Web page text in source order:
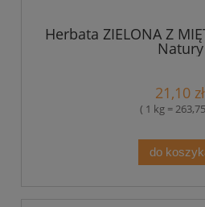
Herbata ZIELONA Z
Natury
21,10 zł
( 1 kg = 263,75
do